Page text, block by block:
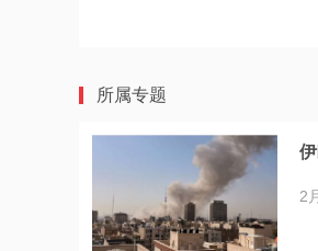
所属专题
2